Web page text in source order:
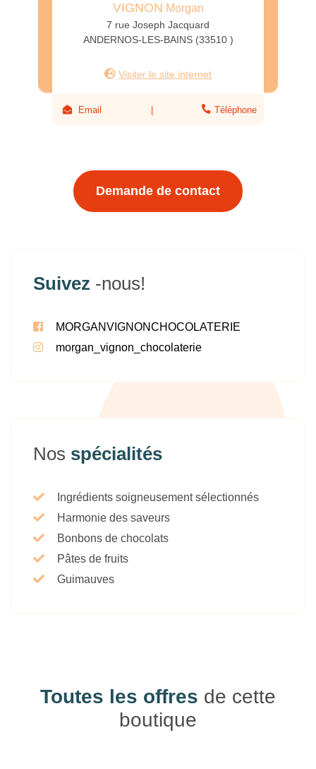
VIGNON Morgan
7 rue Joseph Jacquard
ANDERNOS-LES-BAINS (33510 )
Visiter le site internet
Email Téléphone
Demande de contact
Suivez -nous!
MORGANVIGNONCHOCOLATERIE
morgan_vignon_chocolaterie
Nos spécialités
Ingrédients soigneusement sélectionnés
Harmonie des saveurs
Bonbons de chocolats
Pâtes de fruits
Guimauves
Toutes les offres de cette
boutique